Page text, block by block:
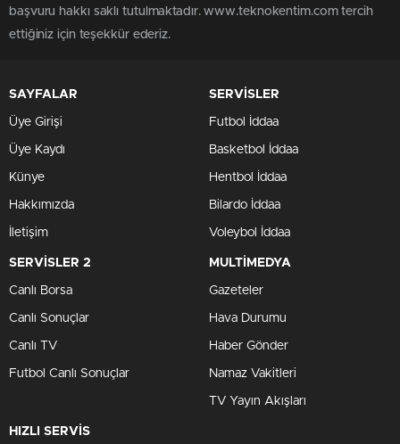
başvuru hakkı saklı tutulmaktadır. www.teknokentim.com tercih
ettiğiniz için teşekkür ederiz.
SAYFALAR
Üye Girişi
Üye Kaydı
Künye
Hakkımızda
İletişim
SERVİSLER
Futbol İddaa
Basketbol İddaa
Hentbol İddaa
Bilardo İddaa
Voleybol İddaa
SERVİSLER 2
Canlı Borsa
Canlı Sonuçlar
Canlı TV
Futbol Canlı Sonuçlar
MULTİMEDYA
Gazeteler
Hava Durumu
Haber Gönder
Namaz Vakitleri
TV Yayın Akışları
HIZLI SERVİS